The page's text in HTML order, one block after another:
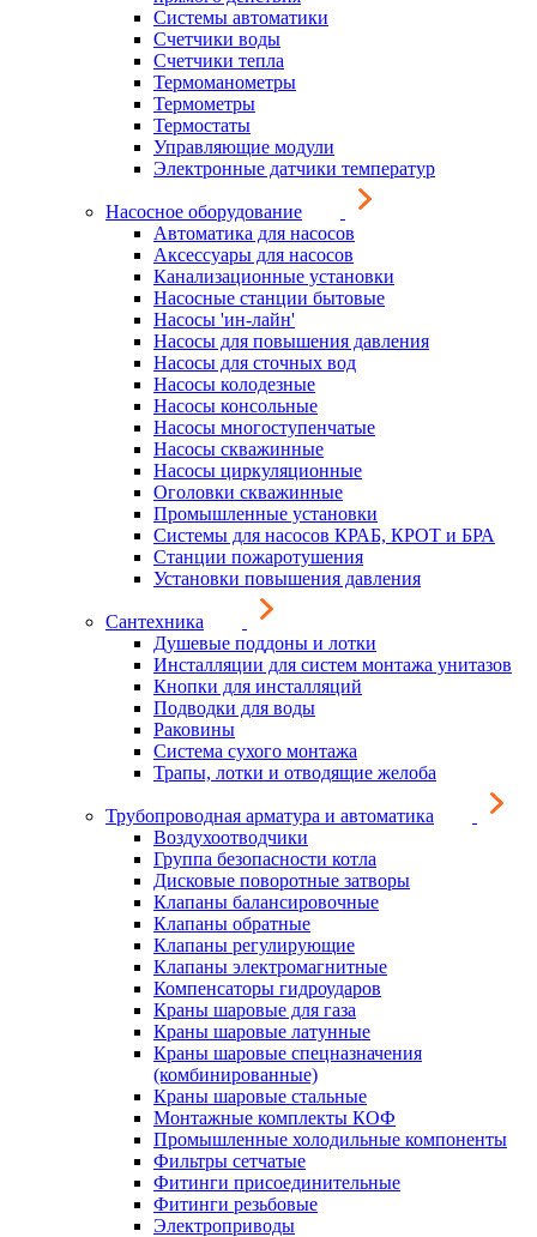
Системы автоматики
Счетчики воды
Счетчики тепла
Термоманометры
Термометры
Термостаты
Управляющие модули
Электронные датчики температур
Насосное оборудование
Автоматика для насосов
Аксессуары для насосов
Канализационные установки
Насосные станции бытовые
Насосы 'ин-лайн'
Насосы для повышения давления
Насосы для сточных вод
Насосы колодезные
Насосы консольные
Насосы многоступенчатые
Насосы скважинные
Насосы циркуляционные
Оголовки скважинные
Промышленные установки
Системы для насосов КРАБ, КРОТ и БРА
Станции пожаротушения
Установки повышения давления
Сантехника
Душевые поддоны и лотки
Инсталляции для систем монтажа унитазов
Кнопки для инсталляций
Подводки для воды
Раковины
Система сухого монтажа
Трапы, лотки и отводящие желоба
Трубопроводная арматура и автоматика
Воздухоотводчики
Группа безопасности котла
Дисковые поворотные затворы
Клапаны балансировочные
Клапаны обратные
Клапаны регулирующие
Клапаны электромагнитные
Компенсаторы гидроударов
Краны шаровые для газа
Краны шаровые латунные
Краны шаровые спецназначения
(комбинированные)
Краны шаровые стальные
Монтажные комплекты КОФ
Промышленные холодильные компоненты
Фильтры сетчатые
Фитинги присоединительные
Фитинги резьбовые
Электроприводы